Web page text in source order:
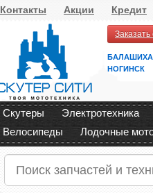
Контакты Акции Кредит
БАЛАШИХА
НОГИНСК
Скутеры
Электротехника
Велосипеды
Лодочные